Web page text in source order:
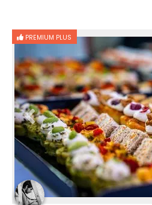
PREMIUM PLUS